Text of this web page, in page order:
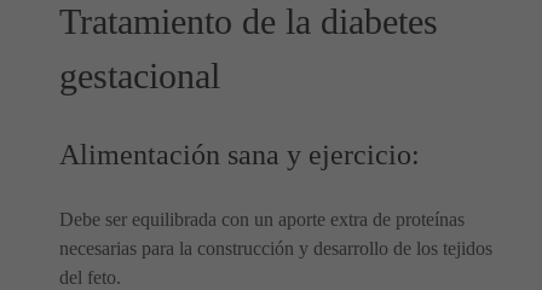
Tratamiento de la diabetes
gestacional
Alimentación sana y ejercicio:
Debe ser equilibrada con un aporte extra de proteínas
necesarias para la construcción y desarrollo de los tejidos
del feto.